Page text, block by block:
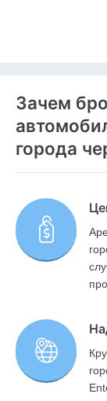
Зачем
города